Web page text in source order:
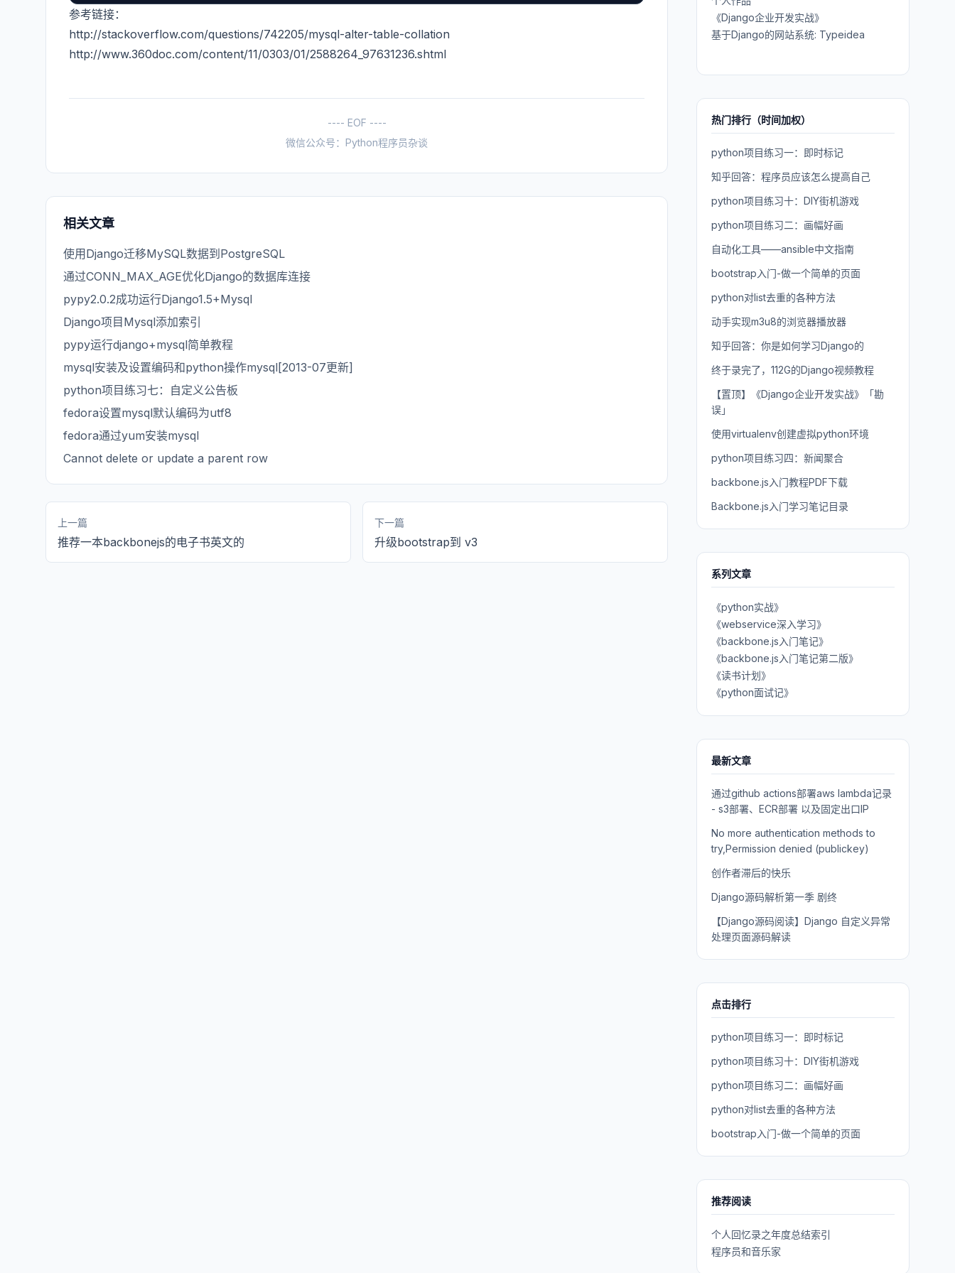
参考链接：
http://stackoverflow.com/questions/742205/mysql-alter-table-collation
http://www.360doc.com/content/11/0303/01/2588264_97631236.shtml
---- EOF ----
微信公众号：Python程序员杂谈
相关文章
使用Django迁移MySQL数据到PostgreSQL
通过CONN_MAX_AGE优化Django的数据库连接
pypy2.0.2成功运行Django1.5+Mysql
Django项目Mysql添加索引
pypy运行django+mysql简单教程
mysql安装及设置编码和python操作mysql[2013-07更新]
python项目练习七：自定义公告板
fedora设置mysql默认编码为utf8
fedora通过yum安装mysql
Cannot delete or update a parent row
上一篇
推荐一本backbonejs的电子书英文的
下一篇
升级bootstrap到 v3
《Django企业开发实战》
基于Django的网站系统: Typeidea
热门排行（时间加权）
python项目练习一：即时标记
知乎回答：程序员应该怎么提高自己
python项目练习十：DIY街机游戏
python项目练习二：画幅好画
自动化工具——ansible中文指南
bootstrap入门-做一个简单的页面
python对list去重的各种方法
动手实现m3u8的浏览器播放器
知乎回答：你是如何学习Django的
终于录完了，112G的Django视频教程
【置顶】《Django企业开发实战》「勘
误」
使用virtualenv创建虚拟python环境
python项目练习四：新闻聚合
backbone.js入门教程PDF下载
Backbone.js入门学习笔记目录
系列文章
《python实战》
《webservice深入学习》
《backbone.js入门笔记》
《backbone.js入门笔记第二版》
《读书计划》
《python面试记》
最新文章
通过github actions部署aws lambda记录
- s3部署、ECR部署 以及固定出口IP
No more authentication methods to
try,Permission denied (publickey)
创作者滞后的快乐
Django源码解析第一季 剧终
【Django源码阅读】Django 自定义异常
处理页面源码解读
点击排行
python项目练习一：即时标记
python项目练习十：DIY街机游戏
python项目练习二：画幅好画
python对list去重的各种方法
bootstrap入门-做一个简单的页面
推荐阅读
个人回忆录之年度总结索引
程序员和音乐家